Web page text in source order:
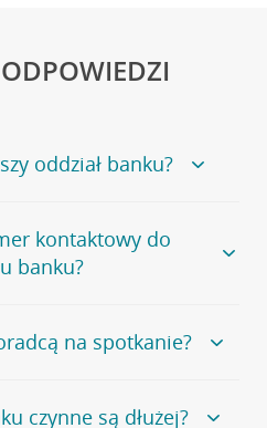
oddział banku?
banku, zapraszamy na
, na której znajduje się
kontaktowy do
banku?
ogólnego numeru
placówce bankowej .
na spotkanie?
czynne są dłużej?